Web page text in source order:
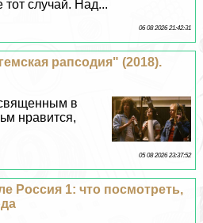
тот случай. Над...
06 08 2026 21:42:31
рапсодия" (2018).
в
нравится,
05 08 2026 23:37:52
Россия 1: что посмотреть,